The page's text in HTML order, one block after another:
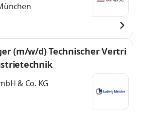
(m/w/d) Technischer Vertri
& Co. KG